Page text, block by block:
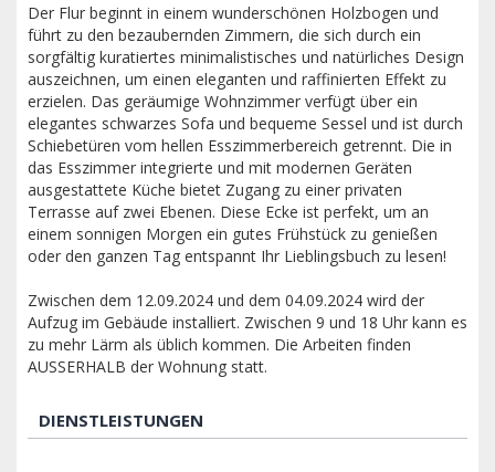
Der Flur beginnt in einem wunderschönen Holzbogen und
führt zu den bezaubernden Zimmern, die sich durch ein
sorgfältig kuratiertes minimalistisches und natürliches Design
auszeichnen, um einen eleganten und raffinierten Effekt zu
erzielen. Das geräumige Wohnzimmer verfügt über ein
elegantes schwarzes Sofa und bequeme Sessel und ist durch
Schiebetüren vom hellen Esszimmerbereich getrennt. Die in
das Esszimmer integrierte und mit modernen Geräten
ausgestattete Küche bietet Zugang zu einer privaten
Terrasse auf zwei Ebenen. Diese Ecke ist perfekt, um an
einem sonnigen Morgen ein gutes Frühstück zu genießen
oder den ganzen Tag entspannt Ihr Lieblingsbuch zu lesen!
Zwischen dem 12.09.2024 und dem 04.09.2024 wird der
Aufzug im Gebäude installiert. Zwischen 9 und 18 Uhr kann es
zu mehr Lärm als üblich kommen. Die Arbeiten finden
AUSSERHALB der Wohnung statt.
DIENSTLEISTUNGEN